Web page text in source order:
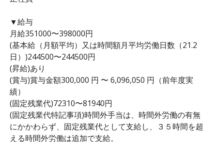
▼給与
月給351000〜398000円
(基本給（月額平均）又は時間額月平均労働日数（21.2
日）)244500〜244500円
(昇給)あり
(賞与)賞与金額300,000 円 〜 6,096,050 円（前年度実
績）
(固定残業代)72310〜81940円
(固定残業代特記事項)時間外手当は、時間外労働の有無
にかかわらず、固定残業代として支給し、３５時間を超
える時間外労働は追加で支給。